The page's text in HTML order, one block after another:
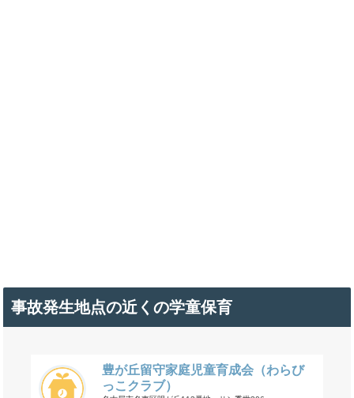
事故発生地点の近くの学童保育
豊が丘留守家庭児童育成会（わらび
っこクラブ）